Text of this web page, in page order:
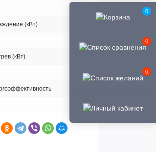
0
0
0
(кВт)
(кВт)